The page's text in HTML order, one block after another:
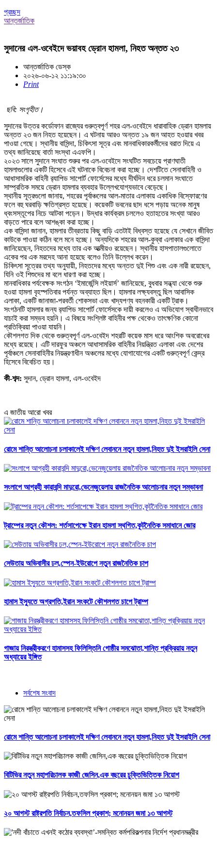
প্রচ্ছদ
আন্তর্জাতিক
সুদানের এল-ওবেইদে ভয়াবহ ড্রোন হামলা, নিহত অন্তত ২৩
আন্তর্জাতিক ডেস্ক
২০২৬-০৬-১২ ১১:১৯:৩০
Print
ছবি: সংগৃহীত।
সুদানের উত্তর কর্ডোফান রাজ্যের গুরুত্বপূর্ণ শহর এল-ওবেইদে ধারাবাহিক ড্রোন হামলায়
অন্তত ২৩ জন নিহত হয়েছেন। এ ঘটনায় আরও অন্তত ১৯ জন আহত হওয়ার খবর
পাওয়া গেছে। স্থানীয় বাসিন্দা, চিকিৎসা সূত্র এবং মানবাধিকারকর্মীদের বরাত দিয়ে এ
তথ্য জানিয়েছে বার্তা সংস্থা এএফপি।
২০২৩ সালে সুদানে সংঘাত শুরুর পর এল-ওবেইদে সংঘটিত সবচেয়ে প্রাণঘাতী
হামলাগুলোর একটি হিসেবে এই ঘটনাকে বিবেচনা করা হচ্ছে। দেশটিতে সেনাবাহিনী ও
আধাসামরিক বাহিনী র‌্যাপিড সাপোর্ট ফোর্সেসের মধ্যে দীর্ঘদিন ধরে চলমান সংঘাতে
সাম্প্রতিক সময়ে ড্রোন হামলার ব্যবহার উল্লেখযোগ্যভাবে বেড়েছে।
স্থানীয় সূত্রগুলো জানায়, শহরের পূর্বাঞ্চলের আল-মাতার এলাকায় একাধিক বিস্ফোরণের
ফলে বহু ঘরবাড়ি ক্ষতিগ্রস্ত হয়েছে। কয়েকটি ভবনের ছাদ ধসে পড়ায় অনেক মানুষ
ধ্বংসস্তূপের নিচে আটকা পড়েন। উদ্ধার কার্যক্রম চললেও হতাহতের সংখ্যা আরও
বাড়তে পারে বলে আশঙ্কা করা হচ্ছে।
এক বাসিন্দা জানান, হামলার তীব্রতায় কিছু বাড়ি এতটাই বিধ্বস্ত হয়েছে যে সেখানে জীবিত
কাউকে পাওয়া কঠিন বলে মনে হচ্ছে। অন্যদিকে শহরের আল-কুব্বা এলাকার এক বাসিন্দা
জানিয়েছেন, নিহতদের মধ্যে তার এক আত্মীয়ও রয়েছেন। স্থানীয় হাসপাতালগুলোতে
একের পর এক মরদেহ আনা হয়েছে বলেও তিনি উল্লেখ করেন।
চিকিৎসা সূত্রের তথ্য অনুযায়ী, নিহতদের মধ্যে অন্তত দুই শিশু এবং এক নারী রয়েছেন,
যিনি ওই শিশুদের মা বলে ধারণা করা হচ্ছে।
মানবাধিকার পর্যবেক্ষক সংগঠন ‘ইমার্জেন্সি লইয়ার্স’ জানিয়েছে, বুধবার সন্ধ্যা থেকে শুরু
হওয়া হামলা বৃহস্পতিবার পর্যন্ত অব্যাহত ছিল। হামলার লক্ষ্যবস্তু ছিল আবাসিক
এলাকা, একটি জানাজা-পরবর্তী শোকসভা এবং খাদ্যপণ্য বহনকারী একটি ট্রাক।
সংগঠনটি হামলার জন্য র‌্যাপিড সাপোর্ট ফোর্সেসকে দায়ী করলেও এ অভিযোগ স্বাধীনভাবে
যাচাই করা সম্ভব হয়নি। এ বিষয়ে সংশ্লিষ্ট বাহিনীর পক্ষ থেকেও তাৎক্ষণিক কোনো
প্রতিক্রিয়া পাওয়া যায়নি।
কৌশলগত দিক থেকে গুরুত্বপূর্ণ এল-ওবেইদ শহরটি কয়েক মাস ধরে আংশিক অবরোধের
মধ্যে রয়েছে। এটি দারফুর অঞ্চলে আধাসামরিক বাহিনীর নিয়ন্ত্রিত এলাকা এবং দেশের
পূর্বাঞ্চলে সেনাবাহিনীর নিয়ন্ত্রণাধীন অঞ্চলের মধ্যে যোগাযোগের একটি গুরুত্বপূর্ণ কেন্দ্র
হিসেবে বিবেচিত হয়।
কী-শব্দ: সুদান, ড্রোন হামলা, এল-ওবেইদ
এ জাতীয় আরো খবর
রোমে শান্তি আলোচনা চলাকালেই দক্ষিণ লেবাননে নতুন হামলা,নিহত দুই ইসরাইলি সেনা
সংলাপে আগ্রহী কারাবন্দি মাদুরো,ভেনেজুয়েলায় রাজনৈতিক আলোচনার নতুন সম্ভাবনা
ট্রাম্পের নতুন কৌশল: শর্তসাপেক্ষে ইরান হামলা স্থগিত,কূটনৈতিক সমাধানে জোর
সেউতায় অভিবাসীর ঢল,স্পেন-ইউরোপে নতুন রাজনৈতিক চাপ
হামাস ইস্যুতে অগ্রগতি,ইরান সংকটে কৌশলগত চাপে ট্রাম্প
গাজায় নিরস্ত্রীকরণে হামাসসহ ফিলিস্তিনি গোষ্ঠীর সমঝোতা,শান্তি প্রক্রিয়ায় নতুন
অধ্যায়ের ইঙ্গিত
সর্বশেষ সংবাদ
রোমে শান্তি আলোচনা চলাকালেই দক্ষিণ লেবাননে নতুন হামলা,নিহত দুই ইসরাইলি সেনা
বিটিভির নতুন মহাপরিচালক কাজী জেসিন,এক বছরের চুক্তিভিত্তিক নিয়োগ
২০ আগস্ট রাষ্ট্রপতি নির্বাচন,তফসিল প্রকাশ; মনোনয়ন জমা ১৩ আগস্ট